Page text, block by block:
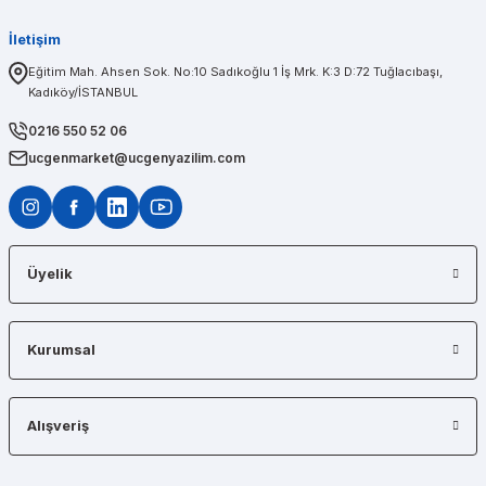
İletişim
Eğitim Mah. Ahsen Sok. No:10 Sadıkoğlu 1 İş Mrk. K:3 D:72 Tuğlacıbaşı,
Kadıköy/İSTANBUL
0216 550 52 06
ucgenmarket@ucgenyazilim.com
Üyelik
Kurumsal
Alışveriş